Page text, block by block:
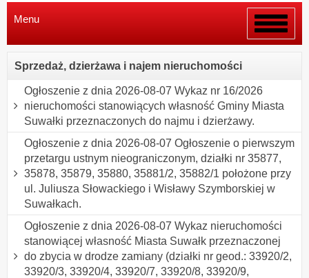
Włącz
menu
Menu
Sprzedaż, dzierżawa i najem nieruchomości
Ogłoszenie z dnia 2026-08-07 Wykaz nr 16/2026
nieruchomości stanowiących własność Gminy Miasta
Suwałki przeznaczonych do najmu i dzierżawy.
Ogłoszenie z dnia 2026-08-07 Ogłoszenie o pierwszym
przetargu ustnym nieograniczonym, działki nr 35877,
35878, 35879, 35880, 35881/2, 35882/1 położone przy
ul. Juliusza Słowackiego i Wisławy Szymborskiej w
Suwałkach.
Ogłoszenie z dnia 2026-08-07 Wykaz nieruchomości
stanowiącej własność Miasta Suwałk przeznaczonej
do zbycia w drodze zamiany (działki nr geod.: 33920/2,
33920/3, 33920/4, 33920/7, 33920/8, 33920/9,